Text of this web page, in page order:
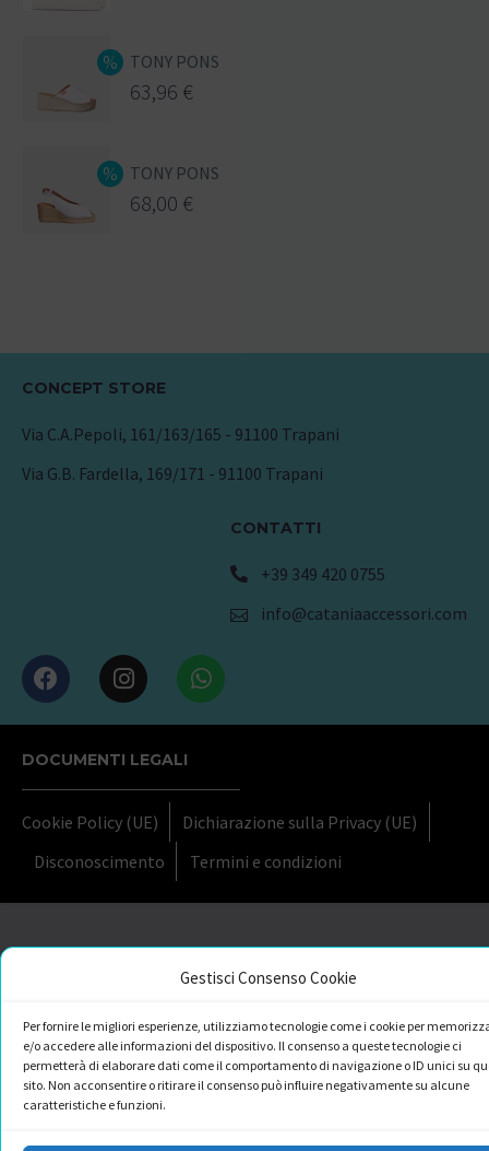
Gestisci Consenso Cookie
Per fornire le migliori esperienze, utilizziamo tecnologie come i cookie per
e/o accedere alle informazioni del dispositivo. Il consenso a queste tecnologie ci
permetterà di elaborare dati come il comportamento di navigazione o ID unici su
sito. Non acconsentire o ritirare il consenso può influire negativamente su alcune
caratteristiche e funzioni.
TONY PONS
63,96 €
TONY PONS
68,00 €
CONCEPT STORE
Via C.A.Pepoli, 161/163/165 - 91100 Trapani
Via G.B. Fardella, 169/171 - 91100 Trapani
CONTATTI
+39 349 420 0755
info@cataniaaccessori.com
DOCUMENTI LEGALI
Cookie Policy (UE)
Dichiarazione sulla Privacy (UE)
Disconoscimento
Termini e condizioni